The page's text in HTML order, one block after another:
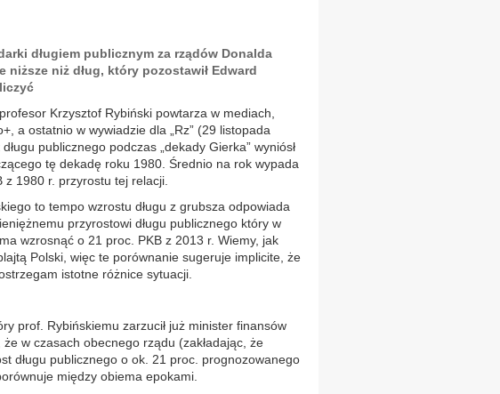
długiem publicznym za rządów Donalda
niższe niż dług, który pozostawił Edward
Krzysztof Rybiński powtarza w mediach,
a ostatnio w wywiadzie dla „Rz” (29 listopada
publicznego podczas „dekady Gierka” wyniósł
tę dekadę roku 1980. Średnio na rok wypada
z 1980 r. przyrostu tej relacji.
to tempo wzrostu długu z grubsza odpowiada
przyrostowi długu publicznego który w
wzrosnąć o 21 proc. PKB z 2013 r. Wiemy, jak
Polski, więc te porównanie sugeruje implicite, że
istotne różnice sytuacji.
prof. Rybińskiemu zarzucił już minister finansów
w czasach obecnego rządu (zakładając, że
długu publicznego o ok. 21 proc. prognozowanego
między obiema epokami.